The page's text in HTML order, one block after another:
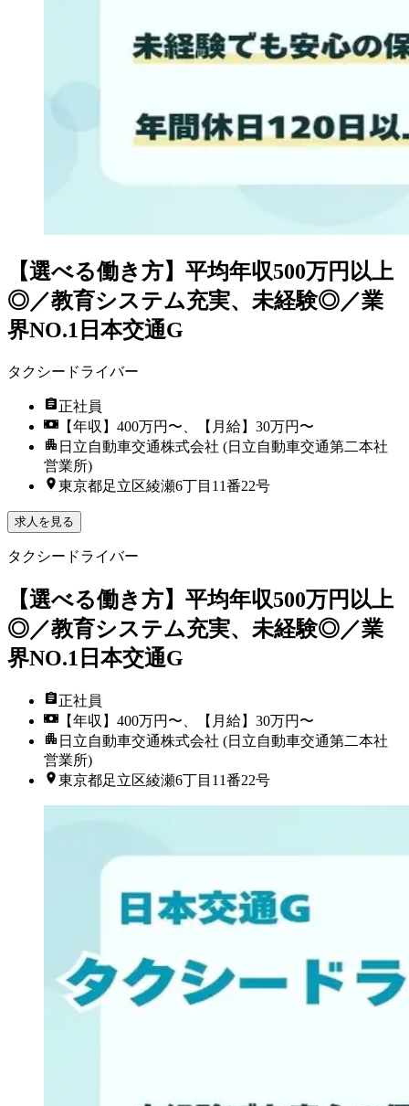
【選べる働き方】平均年収500万円以上
◎／教育システム充実、未経験◎／業
界NO.1日本交通G
タクシードライバー
正社員
【年収】400万円〜、【月給】30万円〜
日立自動車交通株式会社 (日立自動車交通第二本社
営業所)
東京都足立区綾瀬6丁目11番22号
求人を見る
タクシードライバー
【選べる働き方】平均年収500万円以上
◎／教育システム充実、未経験◎／業
界NO.1日本交通G
正社員
【年収】400万円〜、【月給】30万円〜
日立自動車交通株式会社 (日立自動車交通第二本社
営業所)
東京都足立区綾瀬6丁目11番22号